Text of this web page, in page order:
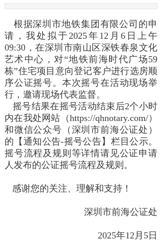
根据深圳市地铁集团 有限公司 的申
请，我处拟于2025年12月6日上午
09:30，在深圳市南山区深铁春泉文化
艺术中心，对“地铁前海时代广场59
栋”住宅项目意向登记客户进行选房顺
序公证摇号。本次摇号在活动现场举
行，邀请现场代表监督。
摇号结果在摇号活动结束后2个小时
内在我处网站（https://qhnotary.com/）
和微信公众号（深圳市前海公证处）
的【通知公告-摇号公告】栏目公示。
摇号流程及规则等详情请见公证申请
人发布的公证摇号流程及规则。
感谢您的关注、理解和支持！
深圳市前海公证处
2025年12月5日